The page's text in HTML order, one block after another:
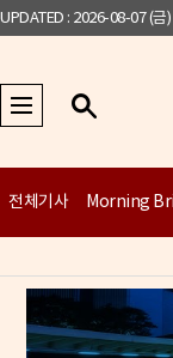
UPDATED : 2026-08-07 (금)
전체기사 Morning